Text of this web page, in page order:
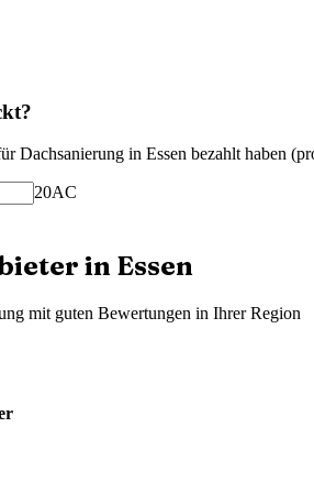
ürDachsanierung in Essen bezahlt haben (
20AC
in Essen
mit guten Bewertungen in Ihrer Region